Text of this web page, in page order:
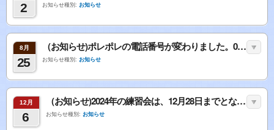
2 お知らせ種別: お知らせ
8月
25
（お知らせ)ポレポレの電話番号が変わりました。090-7152-7411になりましたのでよろしくお願いします。
お知らせ種別: お知らせ
12月
6
（お知らせ)2024年の練習会は、12月28日までとなります。
お知らせ種別: お知らせ